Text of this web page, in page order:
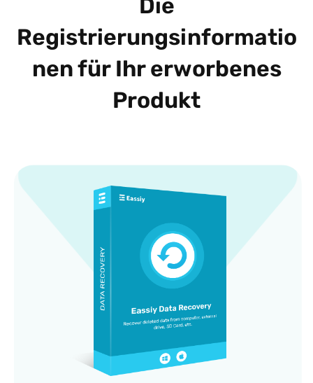
Die
Registrierungsinformatio
nen für Ihr erworbenes
Produkt